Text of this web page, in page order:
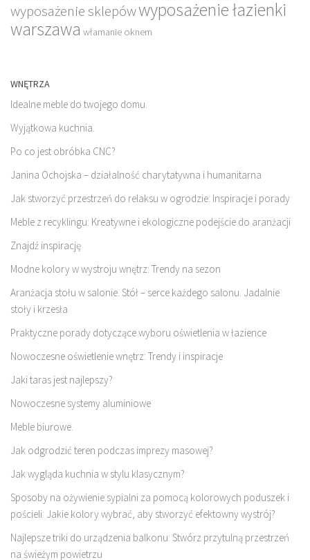
wyposażenie sklepówwyposażenie łazienki
warszawa włamanie oknem
WNĘTRZA
Idealne meble do twojego domu.
Wyjątkowa kuchnia.
Po co jest obróbka CNC?
Janina Ochojska – działalność charytatywna i humanitarna
Jak stworzyć przestrzeń do relaksu w ogrodzie: Inspiracje i porady
Meble z recyklingu: Kreatywne i ekologiczne podejście do aranżacji
Znajdź inspirację
Modne kolory w wystroju wnętrz: Trendy na sezon
Aranżacja stołu w salonie. Stół – serce każdego salonu. Jadalnie
stoły i krzesła
Praktyczne porady dotyczące wyboru oświetlenia w łazience
Nowoczesne oświetlenie wnętrz: Trendy i inspiracje
Jaki taras jest najlepszy?
Nowoczesne systemy aluminiowe
Meble biurowe.
Jak odgrodzić teren podczas imprezy masowej?
Jak wygląda kuchnia w stylu klasycznym?
Sposoby na ożywienie sypialni za pomocą kolorowych poduszek i
pościeli: Jakie kolory wybrać, aby stworzyć efektowny wystrój?
Najlepsze triki do urządzenia balkonu: Stwórz przytulną przestrzeń
na świeżym powietrzu